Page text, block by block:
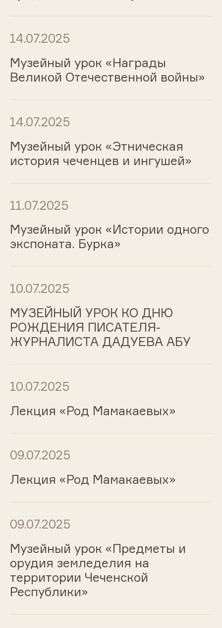
14.07.2025
Музейный урок «Награды
Великой Отечественной войны»
14.07.2025
Музейный урок «Этническая
история чеченцев и ингушей»
11.07.2025
Музейный урок «Истории одного
экспоната. Бурка»
10.07.2025
МУЗЕЙНЫЙ УРОК КО ДНЮ
РОЖДЕНИЯ ПИСАТЕЛЯ-
ЖУРНАЛИСТА ДАДУЕВА АБУ
10.07.2025
Лекция «Род Мамакаевых»
09.07.2025
Лекция «Род Мамакаевых»
09.07.2025
Музейный урок «Предметы и
орудия земледелия на
территории Чеченской
Республики»